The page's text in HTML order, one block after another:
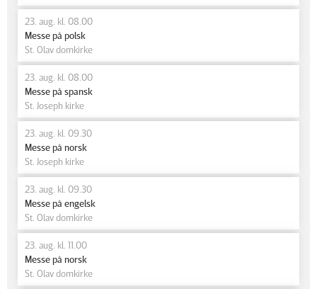
23. aug. kl. 08.00
Messe på polsk
St. Olav domkirke
23. aug. kl. 08.00
Messe på spansk
St. Joseph kirke
23. aug. kl. 09.30
Messe på norsk
St. Joseph kirke
23. aug. kl. 09.30
Messe på engelsk
St. Olav domkirke
23. aug. kl. 11.00
Messe på norsk
St. Olav domkirke